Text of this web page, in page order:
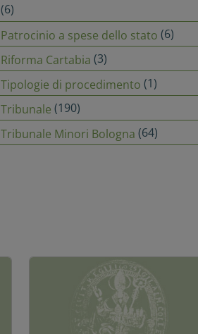
(6)
Patrocinio a spese dello stato (6)
Riforma Cartabia (3)
Tipologie di procedimento (1)
Tribunale (190)
Tribunale Minori Bologna (64)